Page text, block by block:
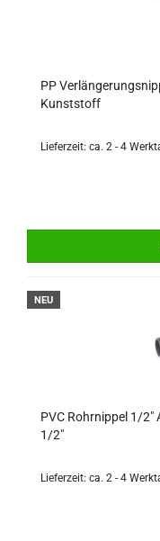
PP
Kunststoff
Lieferzeit: ca. 2 - 4
NEU
PVC Rohrnippel 1/2"
1/2"
Lieferzeit: ca. 2 - 4